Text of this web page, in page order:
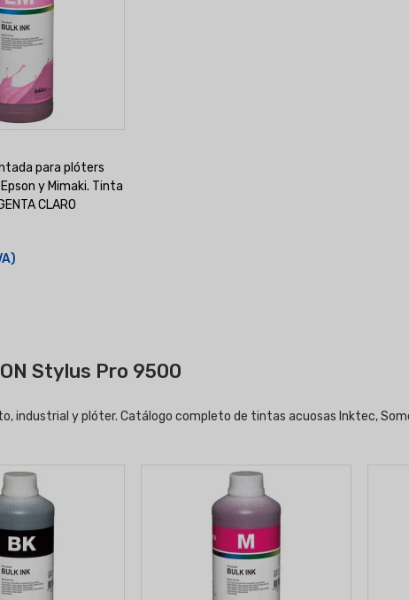
para plóters
y Mimaki. Tinta
CLARO
Stylus Pro 9500
industrial y plóter. Catálogo completo de tintas acuosas Inktec,